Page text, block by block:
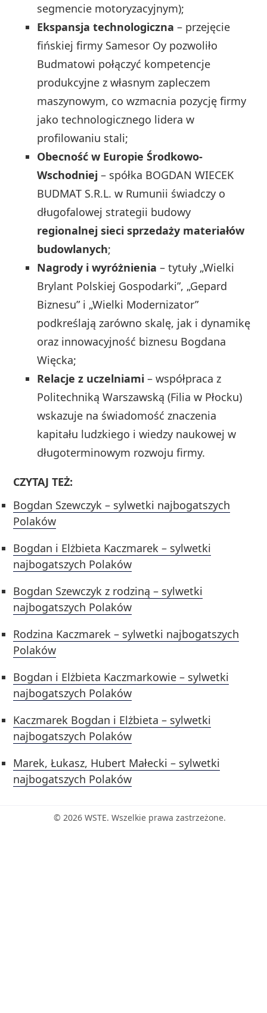
segmencie motoryzacyjnym);
Ekspansja technologiczna – przejęcie
fińskiej firmy Samesor Oy pozwoliło
Budmatowi połączyć kompetencje
produkcyjne z własnym zapleczem
maszynowym, co wzmacnia pozycję firmy
jako technologicznego lidera w
profilowaniu stali;
Obecność w Europie Środkowo-
Wschodniej – spółka BOGDAN WIECEK
BUDMAT S.R.L. w Rumunii świadczy o
długofalowej strategii budowy
regionalnej sieci sprzedaży materiałów
budowlanych;
Nagrody i wyróżnienia – tytuły „Wielki
Brylant Polskiej Gospodarki”, „Gepard
Biznesu” i „Wielki Modernizator”
podkreślają zarówno skalę, jak i dynamikę
oraz innowacyjność biznesu Bogdana
Więcka;
Relacje z uczelniami – współpraca z
Politechniką Warszawską (Filia w Płocku)
wskazuje na świadomość znaczenia
kapitału ludzkiego i wiedzy naukowej w
długoterminowym rozwoju firmy.
CZYTAJ TEŻ:
Bogdan Szewczyk – sylwetki najbogatszych
Polaków
Bogdan i Elżbieta Kaczmarek – sylwetki
najbogatszych Polaków
Bogdan Szewczyk z rodziną – sylwetki
najbogatszych Polaków
Rodzina Kaczmarek – sylwetki najbogatszych
Polaków
Bogdan i Elżbieta Kaczmarkowie – sylwetki
najbogatszych Polaków
Kaczmarek Bogdan i Elżbieta – sylwetki
najbogatszych Polaków
Marek, Łukasz, Hubert Małecki – sylwetki
najbogatszych Polaków
© 2026 WSTE. Wszelkie prawa zastrzeżone.